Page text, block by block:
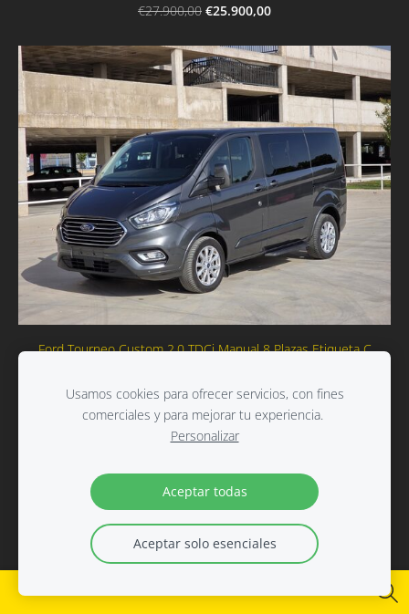
€27.900,00 €25.900,00
Ford Tourneo Custom 2.0 TDCi Manual 8 Plazas Etiqueta C
Usamos cookies para ofrecer servicios, con fines
comerciales y para mejorar tu experiencia.
Personalizar
Aceptar todas
Aceptar solo esenciales